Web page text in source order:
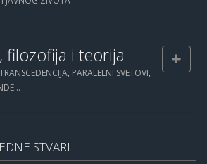
filozofija i teorija
PARALELNI SVETOVI,
STVARI